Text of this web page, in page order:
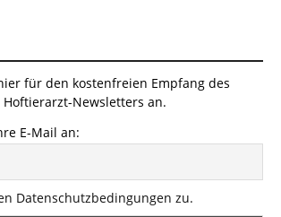
für den kostenfreien Empfang des
Newsletters an.
E-Mail an:
Datenschutzbedingungen zu.